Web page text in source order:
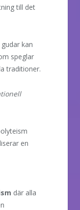
till det
kan
speglar
traditioner.
en
där alla